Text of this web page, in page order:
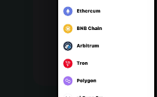
Português (Portugal)
Bahasa Indonesia